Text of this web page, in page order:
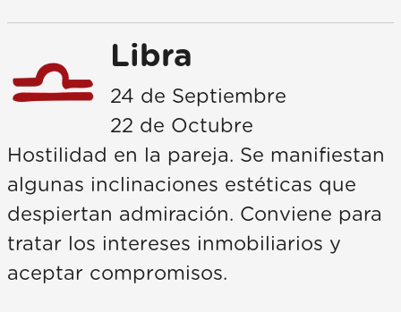
Libra
24 de Septiembre
22 de Octubre
Hostilidad en la pareja. Se manifiestan
algunas inclinaciones estéticas que
despiertan admiración. Conviene para
tratar los intereses inmobiliarios y
aceptar compromisos.